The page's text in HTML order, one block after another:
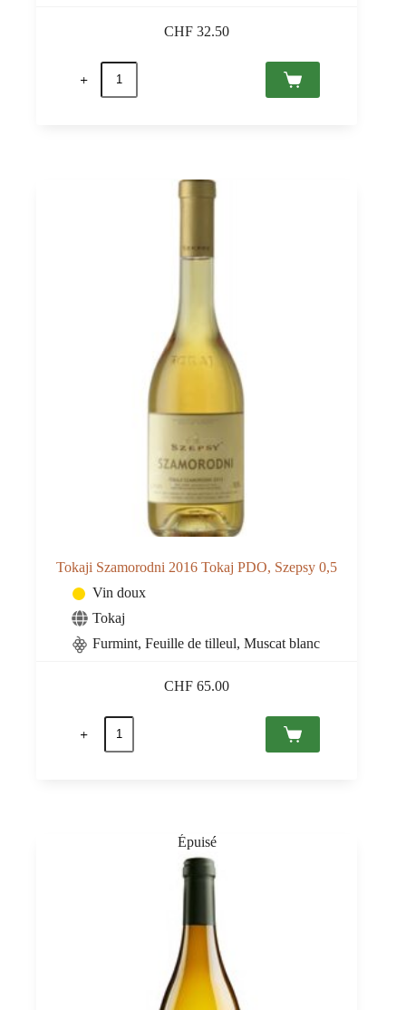
CHF 32.50
quantité
Sauska
Tokaji Szamorodni 2016 Tokaj PDO, Szepsy 0,5
Vin doux
Tokaj
Furmint, Feuille de tilleul, Muscat blanc
CHF 65.00
quantité
Tokaji